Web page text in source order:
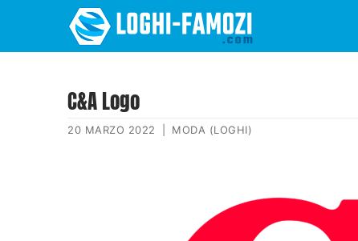
C&A Logo
20 MARZO 2022 MODA (LOGHI)